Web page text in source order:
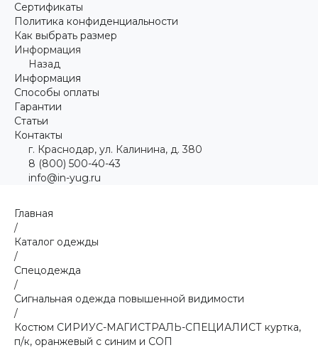
Сертификаты
Политика конфиденциальности
Как выбрать размер
Информация
Назад
Информация
Способы оплаты
Гарантии
Статьи
Контакты
г. Краснодар, ул. Калинина, д. 380
8 (800) 500-40-43
info@in-yug.ru
Главная
/
Каталог одежды
/
Спецодежда
/
Сигнальная одежда повышенной видимости
/
Костюм СИРИУС-МАГИСТРАЛЬ-СПЕЦИАЛИСТ куртка,
п/к, оранжевый с синим и СОП